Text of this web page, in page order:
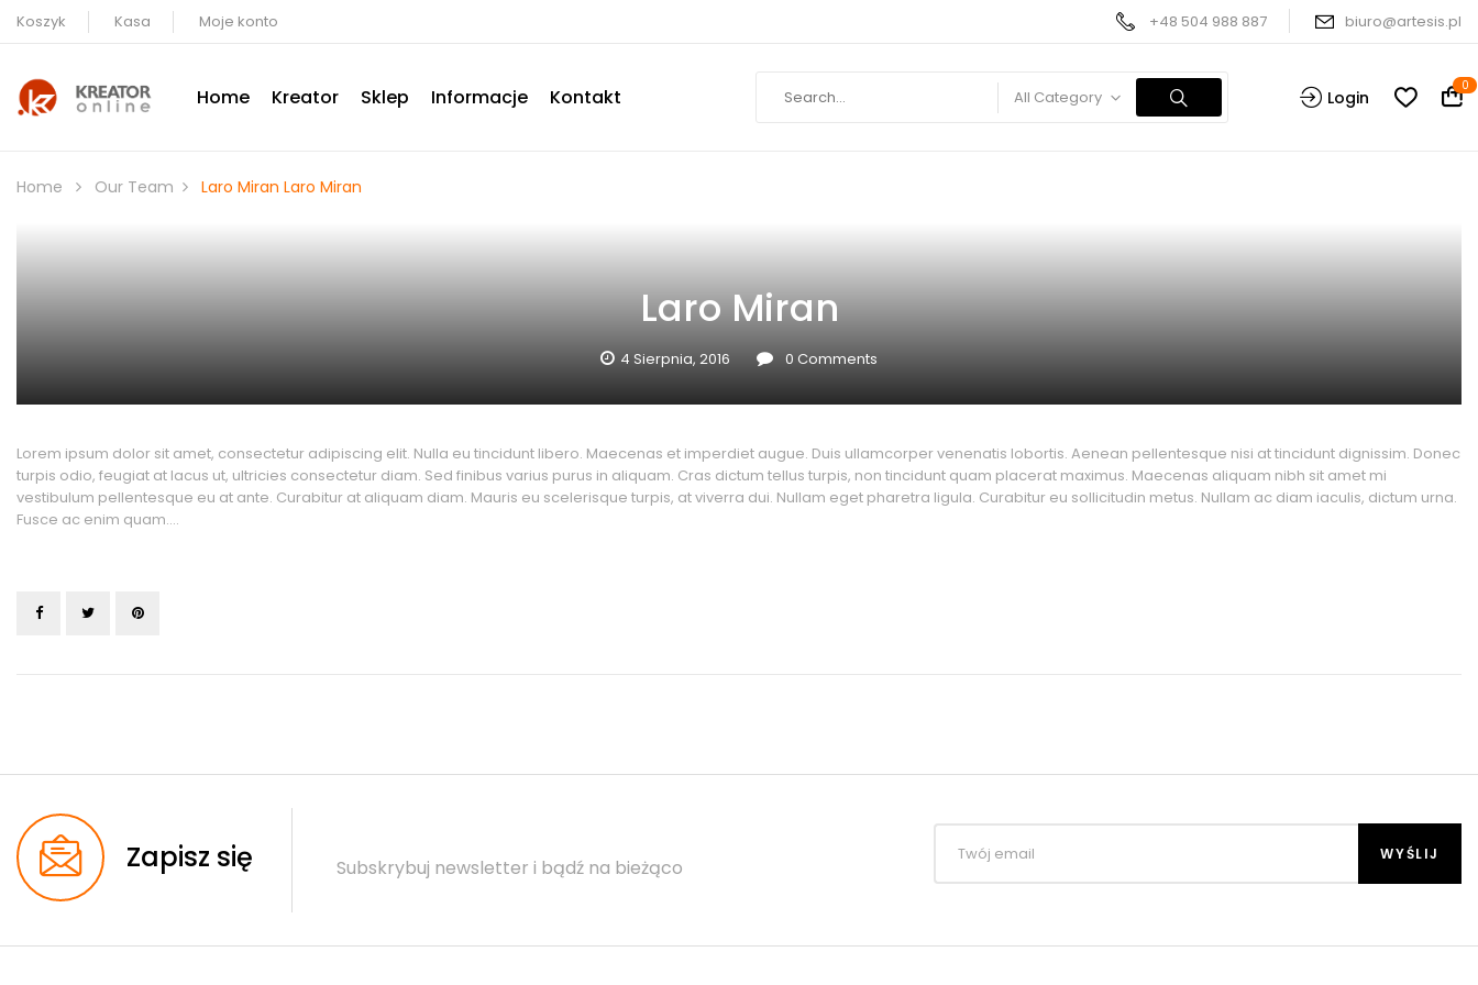
Koszyk Kasa Moje konto +48 504 988 887 biuro@artesis.pl
Home Kreator Sklep Informacje Kontakt All Category Login
0
Home Our Team Laro Miran Laro Miran
Laro Miran
4 Sierpnia, 2016 0 Comments
Lorem ipsum dolor sit amet, consectetur adipiscing elit. Nulla eu tincidunt libero. Maecenas et imperdiet augue. Duis ullamcorper venenatis lobortis. Aenean pellentesque nisi at tincidunt dignissim. Donec
turpis odio, feugiat at lacus ut, ultricies consectetur diam. Sed finibus varius purus in aliquam. Cras dictum tellus turpis, non tincidunt quam placerat maximus. Maecenas aliquam nibh sit amet mi
vestibulum pellentesque eu at ante. Curabitur at aliquam diam. Mauris eu scelerisque turpis, at viverra dui. Nullam eget pharetra ligula. Curabitur eu sollicitudin metus. Nullam ac diam iaculis, dictum urna.
Fusce ac enim quam….
Zapisz się Subskrybuj newsletter i bądź na bieżąco